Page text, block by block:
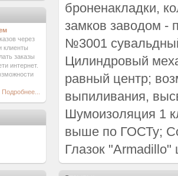
броненакладки,
замков заводом -
№3001
Цилиндровый
равный центр;
выпиливания,
Шумоизоляция 1
выше по ГОСТу;
Глазок "Armadillo"
через
клиенты
заказы
интернет.
Подробнее...